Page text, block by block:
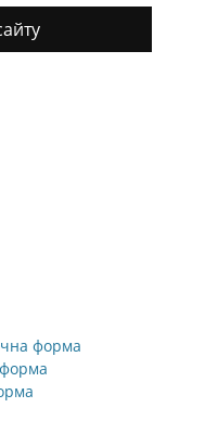
форма